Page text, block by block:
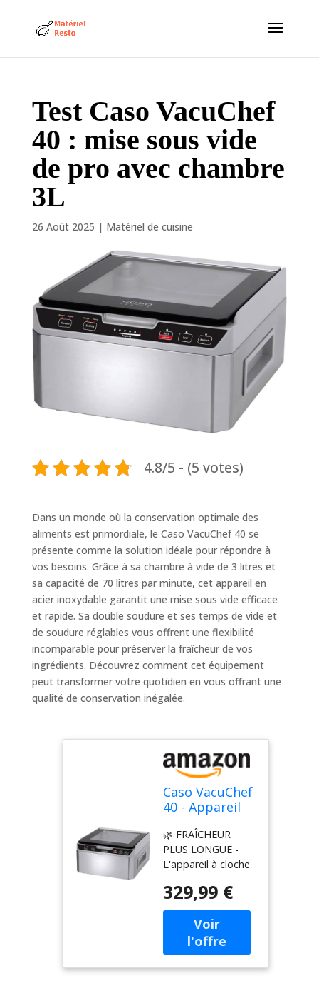
Test Caso VacuChef
40 : mise sous vide
de pro avec chambre
3L
26 Août 2025 | Matériel de cuisine
4.8/5 - (5 votes)
Dans un monde où la conservation optimale des
aliments est primordiale, le Caso VacuChef 40 se
présente comme la solution idéale pour répondre à
vos besoins. Grâce à sa chambre à vide de 3 litres et
sa capacité de 70 litres par minute, cet appareil en
acier inoxydable garantit une mise sous vide efficace
et rapide. Sa double soudure et ses temps de vide et
de soudure réglables vous offrent une flexibilité
incomparable pour préserver la fraîcheur de vos
ingrédients. Découvrez comment cet équipement
peut transformer votre quotidien en vous offrant une
qualité de conservation inégalée.
Caso VacuChef
40 - Appareil
vide à cloche
en acier
inoxydable,
vide de 3L 70
litres/minute,
double
soudure,
temps de vide
et de soudure
🌿 FRAÎCHEUR
PLUS LONGUE -
L'appareil à cloche
fonctions
polyvalentes et est
idéal pour la mise
sous vide
d'aliments durs,
mous, secs et
329,99 €